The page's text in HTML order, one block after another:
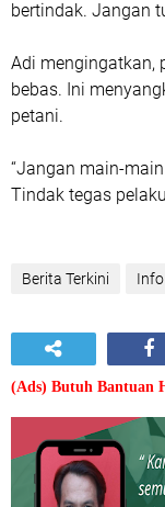
bertindak. Jangan
Adi mengingatkan,
bebas. Ini
petani.
“Jangan main-
Tindak tegas
Berita Terkini Info
(Ads) Butuh Bantuan